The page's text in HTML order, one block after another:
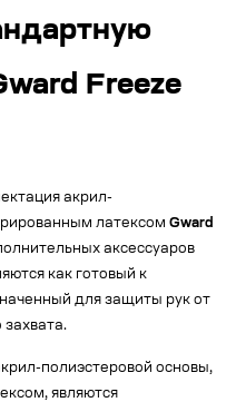
Freeze
акрил-
латексом Gward
аксессуаров
как готовый к
для защиты рук от
полиэстеровой основы,
являются